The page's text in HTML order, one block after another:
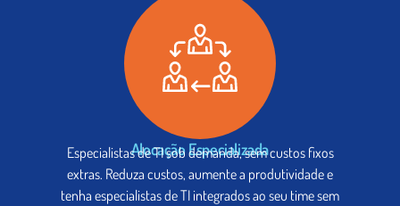
Alocação Especializada
Especialistas de TI sob demanda, sem custos fixos
extras. Reduza custos, aumente a produtividade e
tenha especialistas de TI integrados ao seu time sem